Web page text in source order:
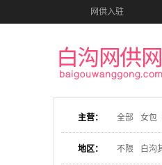
网供入驻
主营： 全部 女包
地区： 不限 白沟